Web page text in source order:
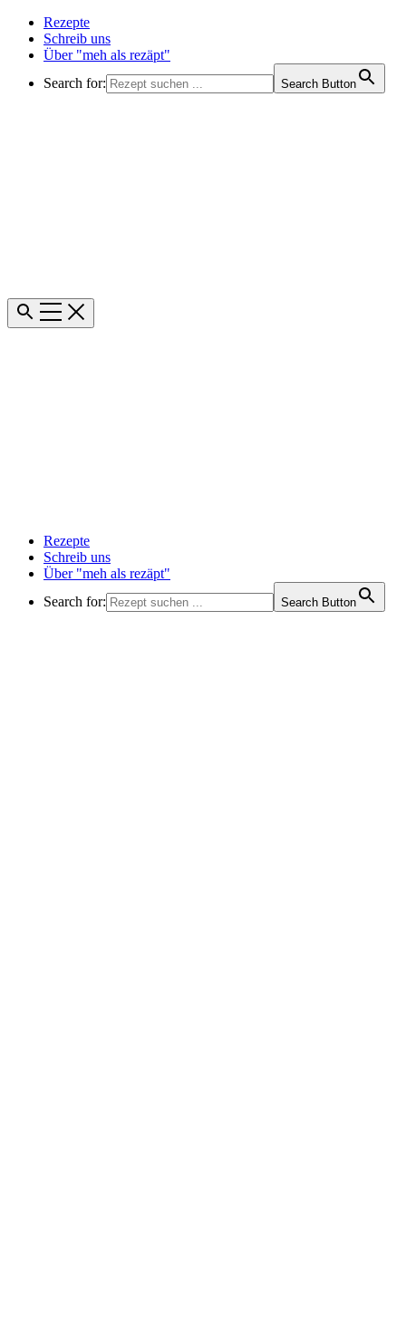
Rezepte
Schreib uns
Über "meh als rezäpt"
Search for:
Search Button
Rezepte
Schreib uns
Über "meh als rezäpt"
Search for:
Search Button